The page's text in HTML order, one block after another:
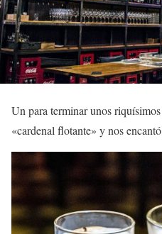
Un para terminar unos
«cardenal flotante» y nos